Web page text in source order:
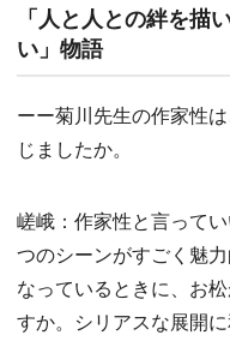
「人と人との絆を描
い」物語
ーー菊川先生の作家性
じましたか。
嵯峨：作家性と言って
つのシーンがすごく魅
なっているときに、お
すか。シリアスな展開